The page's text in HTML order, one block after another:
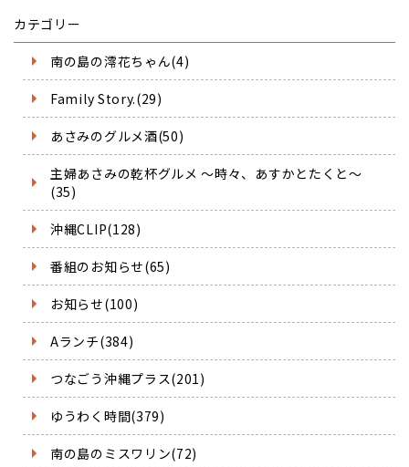
カテゴリー
南の島の澪花ちゃん(4)
Family Story.(29)
あさみのグルメ酒(50)
主婦あさみの乾杯グルメ ～時々、あすかとたくと～
(35)
沖縄CLIP(128)
番組のお知らせ(65)
お知らせ(100)
Aランチ(384)
つなごう沖縄プラス(201)
ゆうわく時間(379)
南の島のミスワリン(72)